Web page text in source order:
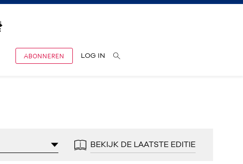
ABONNEREN LOG IN
BEKIJK DE LAATSTE EDITIE